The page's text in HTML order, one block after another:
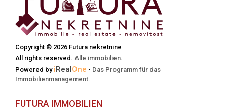
Copyright © 2026 Futura nekretnine
All rights reserved. Alle immobilien.
Powered by iReal One - Das Programm für das
Immobilienmanagement.
FUTURA IMMOBILIEN